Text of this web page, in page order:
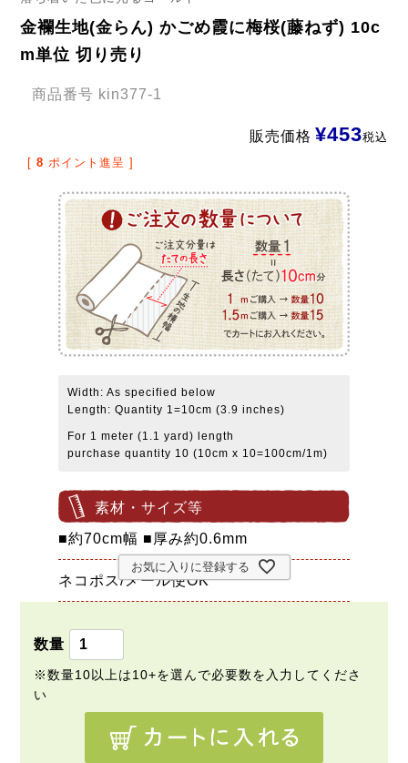
金襴生地(金らん) かごめ霞に梅桜(藤ねず) 10c
m単位 切り売り
商品番号 kin377-1
販売価格 ¥453税込
[ 8 ポイント進呈 ]
Width: As specified below
Length: Quantity 1=10cm (3.9 inches)
For 1 meter (1.1 yard) length
purchase quantity 10 (10cm x 10=100cm/1m)
素材・サイズ等
■約70cm幅 ■厚み約0.6mm
ネコポス/メール便OK
お気に入りに登録する